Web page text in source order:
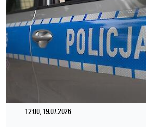
12:00, 19.07.2026